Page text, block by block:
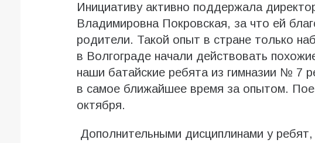
Инициативу активно поддержала
Владимировна Покровская, за что ей
родители. Такой опыт в стране только
в Волгограде начали действовать
наши батайские ребята из гимназии № 7
в самое ближайшее время за опытом.
октября.
Дополнительными дисциплинами у